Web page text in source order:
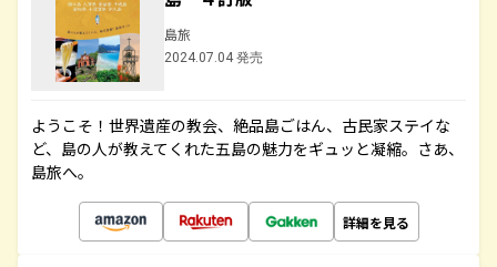
島旅
2024.07.04 発売
ようこそ！世界遺産の教会、絶品島ごはん、古民家ステイな
ど、島の人が教えてくれた五島の魅力をギュッと凝縮。さあ、
島旅へ。
詳細を見る